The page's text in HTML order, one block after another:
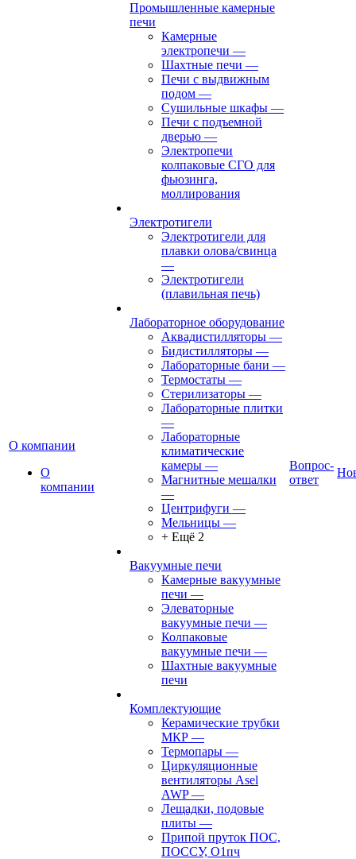
О компании
О
компании
Промышленные камерные
печи
Камерные
электропечи —
Шахтные печи —
Печи с выдвижным
подом —
Сушильные шкафы —
Печи с подъемной
дверью —
Электропечи
колпаковые СГО для
фьюзинга,
моллирования
Электротигели
Электротигели для
плавки олова/свинца
—
Электротигели
(плавильная печь)
Лабораторное оборудование
Аквадистилляторы —
Бидистилляторы —
Лабораторные бани —
Термостаты —
Стерилизаторы —
Лабораторные плитки
—
Лабораторные
климатические
камеры —
Магнитные мешалки
—
Центрифуги —
Мельницы —
+ Ещё 2
Вакуумные печи
Камерные вакуумные
печи —
Элеваторные
вакуумные печи —
Колпаковые
вакуумные печи —
Шахтные вакуумные
печи
Комплектующие
Керамические трубки
МКР —
Термопары —
Циркуляционные
вентиляторы Asel
AWP—
Лещадки, подовые
плиты —
Припой пруток ПОС,
ПОССУ, О1пч
Вопрос-
ответ